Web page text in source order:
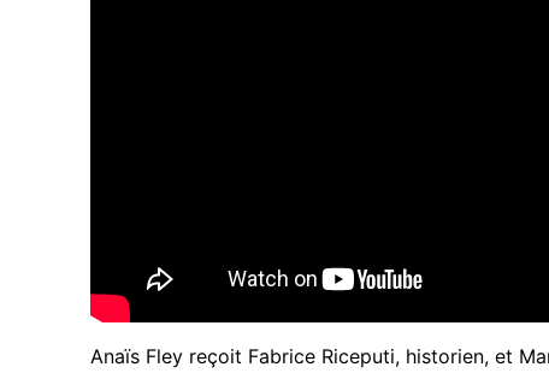
Anaïs Fley reçoit Fabrice Riceputi, historien, et